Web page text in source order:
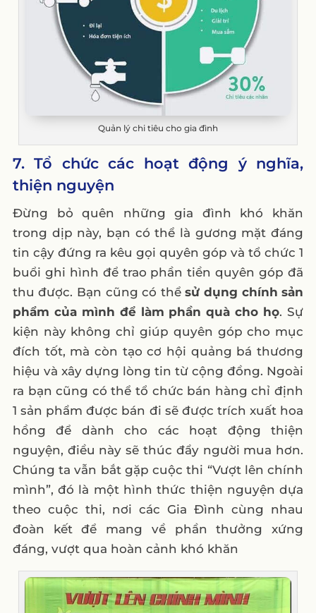
Quản lý chi tiêu cho gia đình
7. Tổ chức các hoạt động ý nghĩa,
thiện nguyện
Đừng bỏ quên những gia đình khó khăn
trong dịp này, bạn có thể là gương mặt đáng
tin cậy đứng ra kêu gọi quyên góp và tổ chức 1
buổi ghi hình để trao phần tiền quyên góp đã
thu được. Bạn cũng có thểsử dụng chính sản
phẩm của mình để làm phần quà cho họ. Sự
kiện này không chỉ giúp quyên góp cho mục
đích tốt, mà còn tạo cơ hội quảng bá thương
hiệu và xây dựng lòng tin từ cộng đồng. Ngoài
ra bạn cũng có thể tổ chức bán hàng chỉ định
1 sản phẩm được bán đi sẽ được trích xuất hoa
hồng để dành cho các hoạt động thiện
nguyện, điều này sẽ thúc đẩy người mua hơn.
Chúng ta vẫn bắt gặp cuộc thi “Vượt lên chính
mình”, đó là một hình thức thiện nguyện dựa
theo cuộc thi, nơi các Gia Đình cùng nhau
đoàn kết để mang về phần thưởng xứng
đáng, vượt qua hoàn cảnh khó khăn